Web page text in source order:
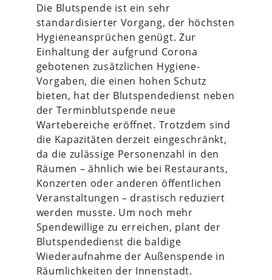
Die Blutspende ist ein sehr
standardisierter Vorgang, der höchsten
Hygieneansprüchen genügt. Zur
Einhaltung der aufgrund Corona
gebotenen zusätzlichen Hygiene-
Vorgaben, die einen hohen Schutz
bieten, hat der Blutspendedienst neben
der Terminblutspende neue
Wartebereiche eröffnet. Trotzdem sind
die Kapazitäten derzeit eingeschränkt,
da die zulässige Personenzahl in den
Räumen – ähnlich wie bei Restaurants,
Konzerten oder anderen öffentlichen
Veranstaltungen – drastisch reduziert
werden musste. Um noch mehr
Spendewillige zu erreichen, plant der
Blutspendedienst die baldige
Wiederaufnahme der Außenspende in
Räumlichkeiten der Innenstadt.